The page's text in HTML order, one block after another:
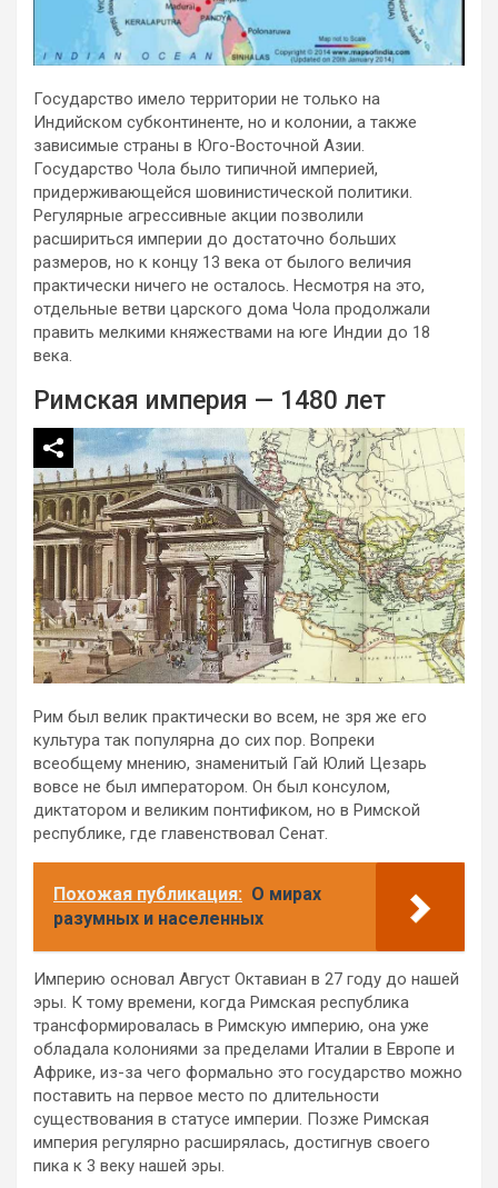
Государство имело территории не только на
Индийском субконтиненте, но и колонии, а также
зависимые страны в Юго-Восточной Азии.
Государство Чола было типичной империей,
придерживающейся шовинистической политики.
Регулярные агрессивные акции позволили
расшириться империи до достаточно больших
размеров, но к концу 13 века от былого величия
практически ничего не осталось. Несмотря на это,
отдельные ветви царского дома Чола продолжали
править мелкими княжествами на юге Индии до 18
века.
Римская империя — 1480 лет
Рим был велик практически во всем, не зря же его
культура так популярна до сих пор. Вопреки
всеобщему мнению, знаменитый Гай Юлий Цезарь
вовсе не был императором. Он был консулом,
диктатором и великим понтификом, но в Римской
республике, где главенствовал Сенат.
Похожая публикация: О мирах
разумных и населенных
Империю основал Август Октавиан в 27 году до нашей
эры. К тому времени, когда Римская республика
трансформировалась в Римскую империю, она уже
обладала колониями за пределами Италии в Европе и
Африке, из-за чего формально это государство можно
поставить на первое место по длительности
существования в статусе империи. Позже Римская
империя регулярно расширялась, достигнув своего
пика к 3 веку нашей эры.